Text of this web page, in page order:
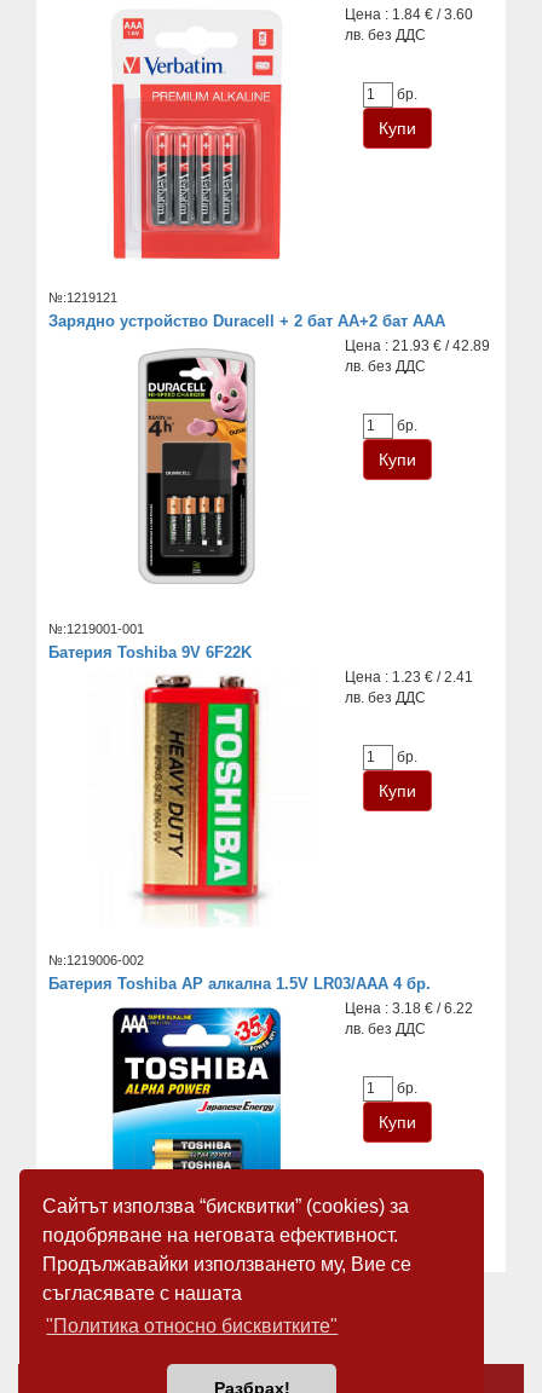
Сайтът използва “бисквитки” (cookies) за
подобряване на неговата ефективност.
Продължавайки използването му, Вие се
съгласявате с нашата
"Политика относно бисквитките"
Разбрах!
Цена : 1.84 € / 3.60
лв. без ДДС
бр.
№:1219121
Зарядно устройство Duracell + 2 бат АA+2 бат AAA
Цена : 21.93 € / 42.89
лв. без ДДС
бр.
№:1219001-001
Батерия Toshiba 9V 6F22K
Цена : 1.23 € / 2.41
лв. без ДДС
бр.
№:1219006-002
Батерия Toshiba AP алкална 1.5V LR03/AAA 4 бр.
Цена : 3.18 € / 6.22
лв. без ДДС
бр.
Новини